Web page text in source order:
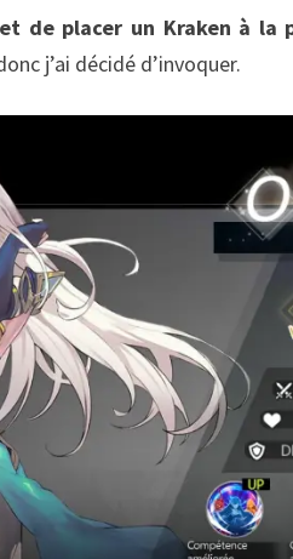
de placer un Kraken à la
j’ai décidé d’invoquer.